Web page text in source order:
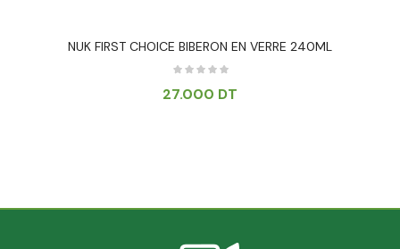
NUK FIRST CHOICE BIBERON EN VERRE 240ML
27.000 DT